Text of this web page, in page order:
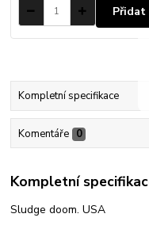
Přidat
Kompletní specifikace
Komentáře 0
Kompletní
Sludge doom. USA